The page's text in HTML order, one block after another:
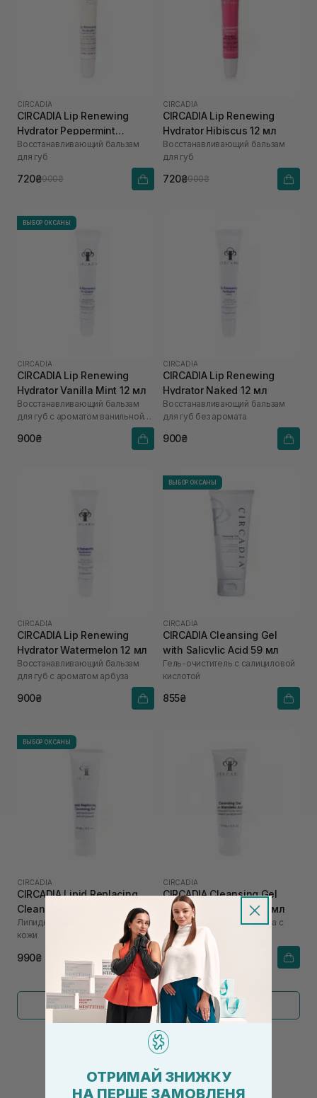
CIRCADIA
CIRCADIA Lip Renewing
Hydrator Peppermint
Mocha 12 мл
Восстанавливающий бальзам
для губ
720₴900₴
CIRCADIA
CIRCADIA Lip Renewing
Hydrator Hibiscus 12 мл
Восстанавливающий бальзам
для губ
720₴900₴
ВЫБОР ОКСАНЫ
CIRCADIA
CIRCADIA Lip Renewing
Hydrator Vanilla Mint 12 мл
Восстанавливающий бальзам
для губ с ароматом ванильной
900₴
CIRCADIA
CIRCADIA Lip Renewing
Hydrator Naked 12 мл
Восстанавливающий бальзам
для губ без аромата
900₴
CIRCADIA
CIRCADIA Lip Renewing
Hydrator Watermelon 12 мл
Восстанавливающий бальзам
для губ с ароматом арбуза
900₴
ВЫБОР ОКСАНЫ
CIRCADIA
CIRCADIA Cleansing Gel
with Salicylic Acid 59 мл
Гель-очиститель с салициловой
кислотой
855₴
ВЫБОР ОКСАНЫ
CIRCADIA
CIRCADIA Lipid Replacing
Cleansing Gel 60 мл
Липидный гель для очищения
кожи
990₴
CIRCADIA
CIRCADIA Cleansing Gel
with Mandelic Acid 60 мл
Гель для очистки кожи лица с
миндальной кислотой
855₴
Показать больше
ОТРИМАЙ ЗНИЖКУ
НА ПЕРШЕ ЗАМОВЛЕНЯ